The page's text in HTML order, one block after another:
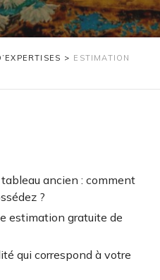
> ESTIMATION
ancien : comment
?
estimation gratuite de
qui correspond à votre